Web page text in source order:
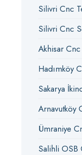
Silivri Cnc
Silivri Cnc
Akhisar
Hadımköy
Sakarya
Arnavutköy
Ümraniye
Salihli OSB